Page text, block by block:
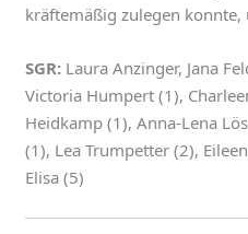
kräftemäßig zulegen konnte,
SGR: Laura Anzinger, Jana
Victoria Humpert (1),
Heidkamp (1), Anna-Lena
(1), Lea Trumpetter (2),
Elisa (5)